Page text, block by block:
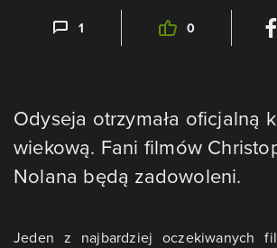
1 0
Odyseja otrzymała oficjalną
wiekową. Fani filmów
Nolana będą zadowoleni.
Jeden z najbardziej oczekiwanych